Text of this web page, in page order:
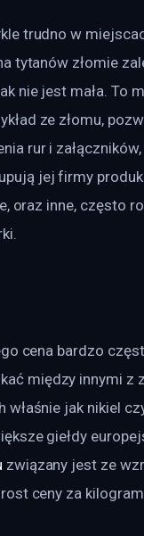
trudno w
tytanów złomie
nie jest mała.
ze złomu,
rur i
jej firmy
oraz inne, często
cena bardzo
między innymi z
jak nikiel
giełdy
związany jest ze
ceny za